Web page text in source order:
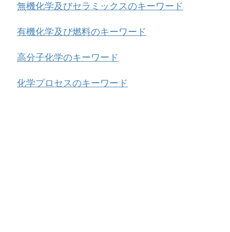
無機化学及びセラミックスのキーワード
有機化学及び燃料のキーワード
高分子化学のキーワード
化学プロセスのキーワード